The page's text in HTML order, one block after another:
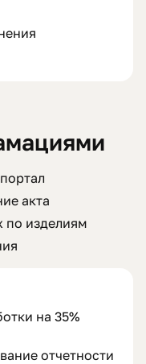
акта
по изделиям
на 35%
отчетности